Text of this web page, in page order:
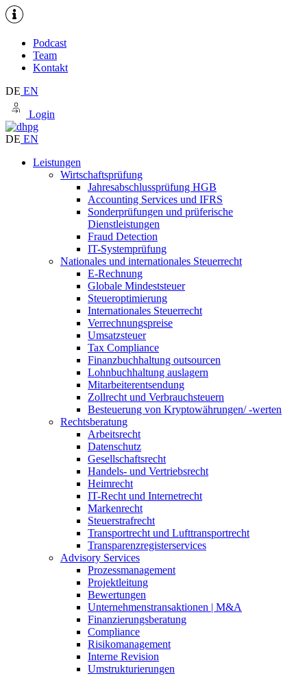
Podcast
Team
Kontakt
DE EN
Login
DE EN
Leistungen
Wirtschaftsprüfung
Jahresabschlussprüfung HGB
Accounting Services und IFRS
Sonderprüfungen und prüferische
Dienstleistungen
Fraud Detection
IT-Systemprüfung
Nationales und internationales Steuerrecht
E-Rechnung
Globale Mindeststeuer
Steueroptimierung
Internationales Steuerrecht
Verrechnungspreise
Umsatzsteuer
Tax Compliance
Finanzbuchhaltung outsourcen
Lohnbuchhaltung auslagern
Mitarbeiterentsendung
Zollrecht und Verbrauchsteuern
Besteuerung von Kryptowährungen/ -werten
Rechtsberatung
Arbeitsrecht
Datenschutz
Gesellschaftsrecht
Handels- und Vertriebsrecht
Heimrecht
IT-Recht und Internetrecht
Markenrecht
Steuerstrafrecht
Transportrecht und Lufttransportrecht
Transparenzregisterservices
Advisory Services
Prozessmanagement
Projektleitung
Bewertungen
Unternehmenstransaktionen | M&A
Finanzierungsberatung
Compliance
Risikomanagement
Interne Revision
Umstrukturierungen